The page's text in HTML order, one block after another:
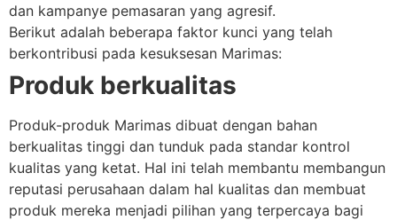
dan kampanye pemasaran yang agresif.
Berikut adalah beberapa faktor kunci yang telah
berkontribusi pada kesuksesan Marimas:
Produk berkualitas
Produk-produk Marimas dibuat dengan bahan
berkualitas tinggi dan tunduk pada standar kontrol
kualitas yang ketat. Hal ini telah membantu membangun
reputasi perusahaan dalam hal kualitas dan membuat
produk mereka menjadi pilihan yang terpercaya bagi